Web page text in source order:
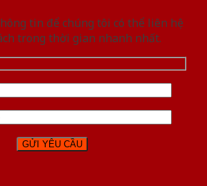
tin để chúng tôi có thể liên hệ
trong thời gian nhanh nhất.